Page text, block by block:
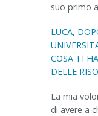
suo primo
LUCA,
COSA TI
DELLE
La mia
di avere a